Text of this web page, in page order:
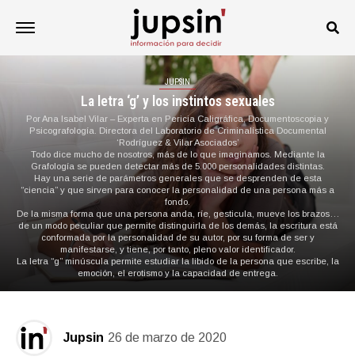
JUPSIN
La letra ‘g’ y los instintos sexuales
Por Ana Isabel Vilar – Experta en Pericia Caligráfica, Documentoscopia y
Psicografología. Directora del Laboratorio de Criminalística Documental
‘Rodríguez & Vilar Asociados’
Todo dice mucho de nosotros, más de lo que imaginamos. Mediante la
Grafología se pueden detectar más de 5.000 personalidades distintas.
Hay una serie de parámetros generales que se desprenden de esta
“ciencia” y que sirven para conocer la personalidad de una persona más a
fondo.
De la misma forma que una persona anda, ríe, gesticula, mueve los brazos…
de un modo peculiar que permite distinguirla de los demás, la escritura está
conformada por la personalidad de su autor, por su forma de ser y
manifestarse, y tiene, por tanto, pleno valor identificador.
La letra “g” minúscula permite estudiar la libido de la persona que escribe, la
emoción, el erotismo y la capacidad de entrega.
Jupsin 26 de marzo de 2020